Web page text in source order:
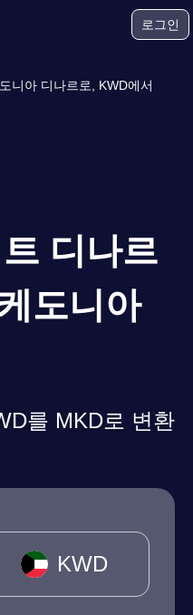
로그인
니아 디나르로, KWD에서
디나르
도니아
를 MKD로 변환
KWD